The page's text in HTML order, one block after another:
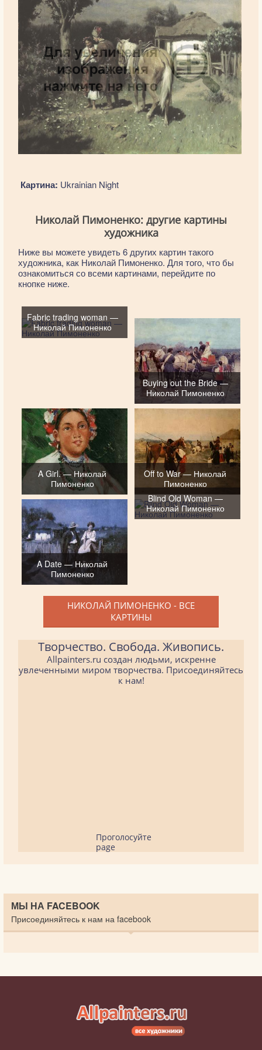
Картина: Ukrainian Night
Николай Пимоненко: другие картины
художника
Ниже вы можете увидеть 6 других картин такого
художника, как Николай Пимоненко. Для того, что бы
ознакомиться со всеми картинами, перейдите по
кнопке ниже.
Fabric trading woman —
Николай Пимоненко
Buying out the Bride —
Николай Пимоненко
A Girl. — Николай
Пимоненко
Off to War — Николай
Пимоненко
A Date — Николай
Пимоненко
Blind Old Woman —
Николай Пимоненко
НИКОЛАЙ ПИМОНЕНКО - ВСЕ
КАРТИНЫ
Творчество. Свобода. Живопись.
Allpainters.ru создан людьми, искренне
увлеченными миром творчества. Присоединяйтесь
к нам!
Проголосуйте
page
МЫ НА FACEBOOK
Присоединяйтесь к нам на facebook